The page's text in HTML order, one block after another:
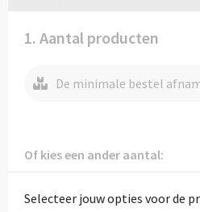
Vrije tijd en Strand
1. Aantal producten
De minimale bestel
Of kies een ander aantal:
Selecteer jouw opties voor de